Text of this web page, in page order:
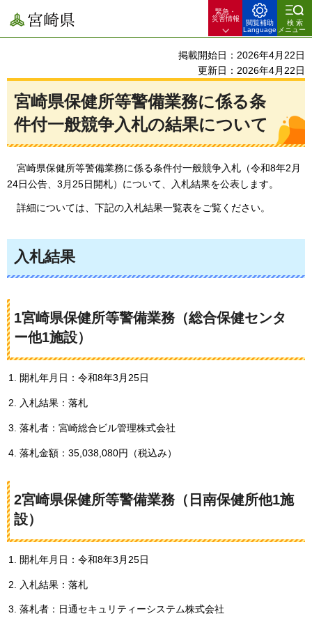
宮崎県
緊急・
災害情報
閲覧補助
Language
検索
メニュー
掲載開始日：2026年4月22日
更新日：2026年4月22日
宮崎県保健所等警備業務に係る条
件付一般競争入札の結果について
宮崎県保健所等警備業務に係る条件付一般競争入札（令和8年2月
24日公告、3月25日開札）について、入札結果を公表します。
詳細については、下記の入札結果一覧表をご覧ください。
入札結果
1宮崎県保健所等警備業務（総合保健センタ
ー他1施設）
開札年月日：令和8年3月25日
入札結果：落札
落札者：宮崎総合ビル管理株式会社
落札金額：35,038,080円（税込み）
2宮崎県保健所等警備業務（日南保健所他1施
設）
開札年月日：令和8年3月25日
入札結果：落札
落札者：日通セキュリティーシステム株式会社